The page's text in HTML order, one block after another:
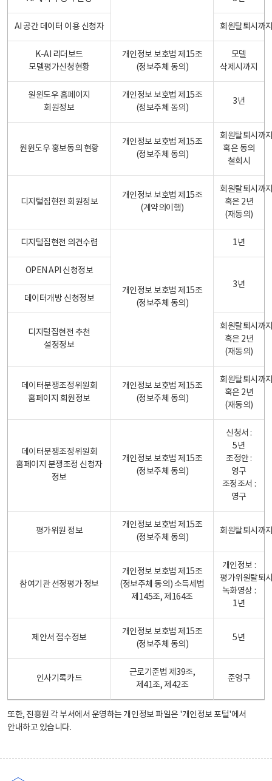
AI 공간 데이터 이용 신청자 회원탈퇴시까
K-AI 리더보드
모델평가신청현황
개인정보 보호법 제15조
(정보주체 동의)
모델
삭제시까지
원윈도우 홈페이지
회원정보
개인정보 보호법 제15조
(정보주체 동의)
3년
원윈도우 홍보동의 현황
개인정보 보호법 제15조
(정보주체 동의)
회원탈퇴시까
혹은 동의
철회시
디지털집현전 회원정보
개인정보 보호법 제15조
(계약의이행)
회원탈퇴시까
혹은 2년
(재동의)
디지털집현전 의견수렴
개인정보 보호법 제15조
(정보주체 동의)
1년
OPEN API 신청정보
3년
데이터개방 신청정보
디지털집현전 추천
설정정보
회원탈퇴시까
혹은 2년
(재동의)
데이터분쟁조정위원회
홈페이지 회원정보
개인정보 보호법 제15조
(정보주체 동의)
회원탈퇴시까
혹은 2년
(재동의)
데이터분쟁조정위원회
홈페이지 분쟁조정 신청자
정보
개인정보 보호법 제15조
(정보주체 동의)
신청서 :
5년
조정안 :
영구
조정조서 :
영구
평가위원 정보
개인정보 보호법 제15조
(정보주체 동의)
회원탈퇴시까
참여기관 선정평가 정보
개인정보 보호법 제15조
(정보주체 동의) 소득세법
제145조, 제164조
개인정보 :
평가위원탈퇴
녹화영상 :
1년
제안서 접수정보
개인정보 보호법 제15조
(정보주체 동의)
5년
인사기록카드
근로기준법 제39조,
제41조, 제42조
준영구
또한, 진흥원 각 부서에서 운영하는 개인정보 파일은 '개인정보 포털'에서
안내하고 있습니다.